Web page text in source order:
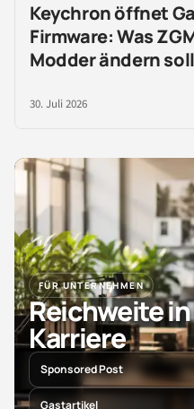
Keychron öffnet
Firmware: Was
Modder ändern soll
30. Juli 2026
FÜR UNTERNEHMEN
Reichweite
Karriere
Sponsored Post
Gastartikel